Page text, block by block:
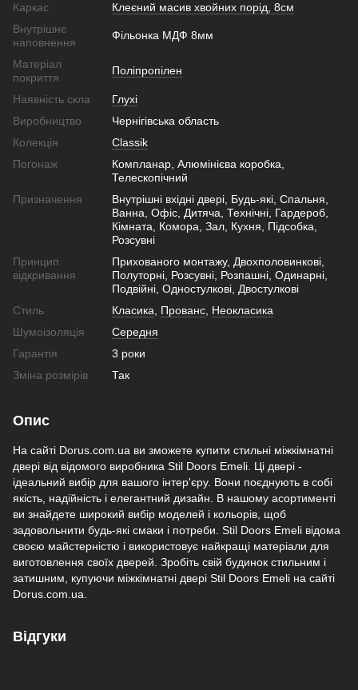
Каркас
Клеєний масив хвойних порід, 8см
Внутрішнє
наповнення
Фільонка МДФ 8мм
Матеріал
покриття
Поліпропілен
Наявність скла
Глухі
Виробництво
Чернігівська область
Колекція
Classik
Погонаж
Компланар, Алюмінієва коробка,
Телескопічний
Призначення
Внутрішні вхідні двері, Будь-які, Спальня,
Ванна, Офіс, Дитяча, Технічні, Гардероб,
Кімната, Комора, Зал, Кухня, Підсобка,
Розсувні
Принцип
відкривання
Прихованого монтажу, Двохполовинкові,
Полуторні, Розсувні, Розпашні, Одинарні,
Подвійні, Одностулкові, Двостулкові
Стиль
Класика Прованс Неокласика
Шумоізоляція
Середня
Гарантія
3 роки
Зміна розмірів
Так
Опис
На сайті Dorus.com.ua ви зможете купити стильні міжкімнатні
двері від відомого виробника Stil Doors Emeli. Ці двері -
ідеальний вибір для вашого інтер'єру. Вони поєднують в собі
якість, надійність і елегантний дизайн. В нашому асортименті
ви знайдете широкий вибір моделей і кольорів, щоб
задовольнити будь-які смаки і потреби. Stil Doors Emeli відома
своєю майстерністю і використовує найкращі матеріали для
виготовлення своїх дверей. Зробіть свій будинок стильним і
затишним, купуючи міжкімнатні двері Stil Doors Emeli на сайті
Dorus.com.ua.
Відгуки